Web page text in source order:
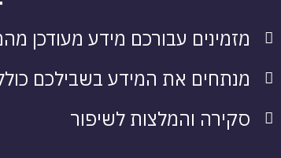
מזמינים עבורכם מידע מעודכן
מנתחים את המידע בשבילכם
סקירה והמלצות לשיפור